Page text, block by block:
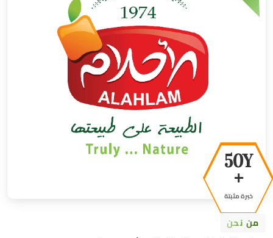
50Y
+
خبرة مثبتة
من نحن